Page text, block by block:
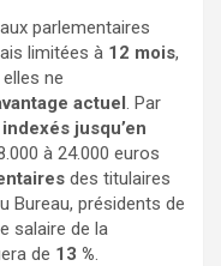
parlementaires
limitées à 12 mois,
ne
actuel. Par
jusqu’en
à 24.000 euros
des titulaires
Bureau, présidents de
salaire de la
de 13 %.